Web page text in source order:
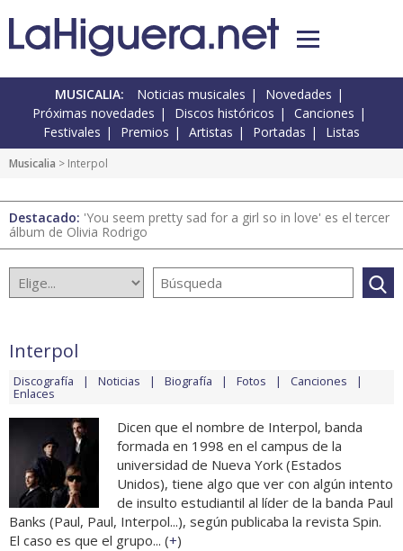
MUSICALIA: Noticias musicales
Novedades
Próximas novedades
Discos históricos
Canciones
Festivales
Premios Artistas Portadas Listas
Musicalia > Interpol
Destacado: 'You seem pretty sad for a girl so in love' es el tercer
álbum de Olivia Rodrigo
Interpol
Discografía Noticias Biografía Fotos Canciones
Enlaces
Dicen que el nombre de Interpol, banda
formada en 1998 en el campus de la
universidad de Nueva York (Estados
Unidos), tiene algo que ver con algún intento
de insulto estudiantil al líder de la banda Paul
Banks (Paul, Paul, Interpol...), según publicaba la revista Spin.
El caso es que el grupo... (+)